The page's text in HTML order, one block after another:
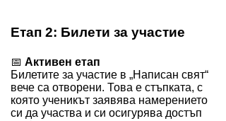
Етап 2: Билети за участие
📅 Активен етап
Билетите за участие в „Написан свят“
вече са отворени. Това е стъпката, с
която ученикът заявява намерението
си да участва и си осигурява достъп